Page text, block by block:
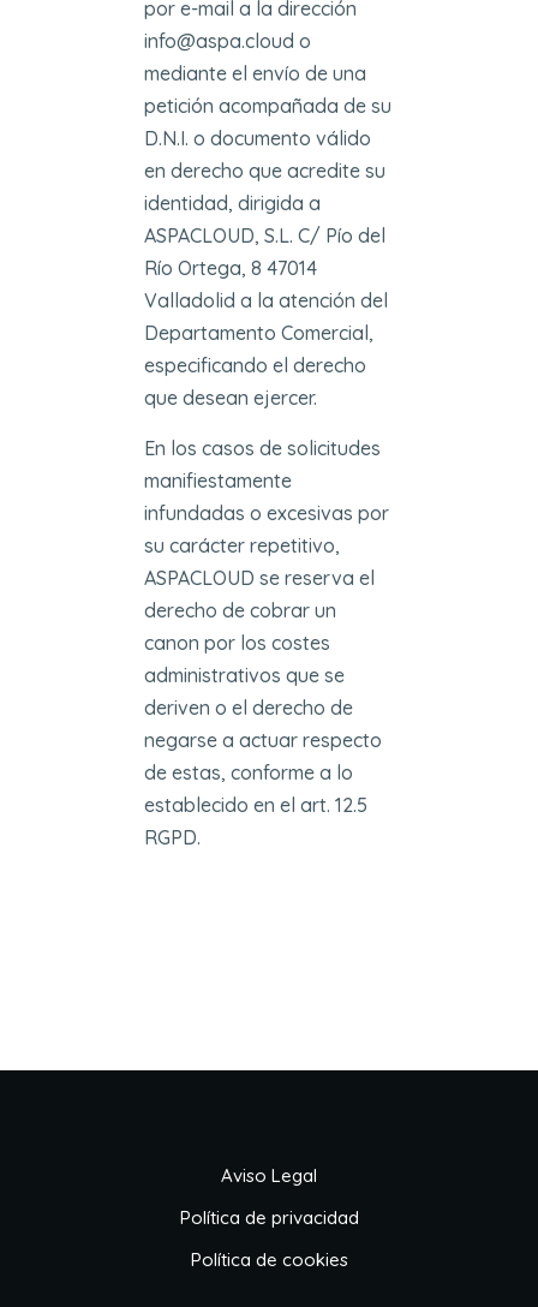
por e-mail a la dirección
info@aspa.cloud o
mediante el envío de una
petición acompañada de su
D.N.I. o documento válido
en derecho que acredite su
identidad, dirigida a
ASPACLOUD, S.L. C/ Pío del
Río Ortega, 8 47014
Valladolid a la atención del
Departamento Comercial,
especificando el derecho
que desean ejercer.
En los casos de solicitudes
manifiestamente
infundadas o excesivas por
su carácter repetitivo,
ASPACLOUD se reserva el
derecho de cobrar un
canon por los costes
administrativos que se
deriven o el derecho de
negarse a actuar respecto
de estas, conforme a lo
establecido en el art. 12.5
RGPD.
Aviso Legal
Política de privacidad
Política de cookies